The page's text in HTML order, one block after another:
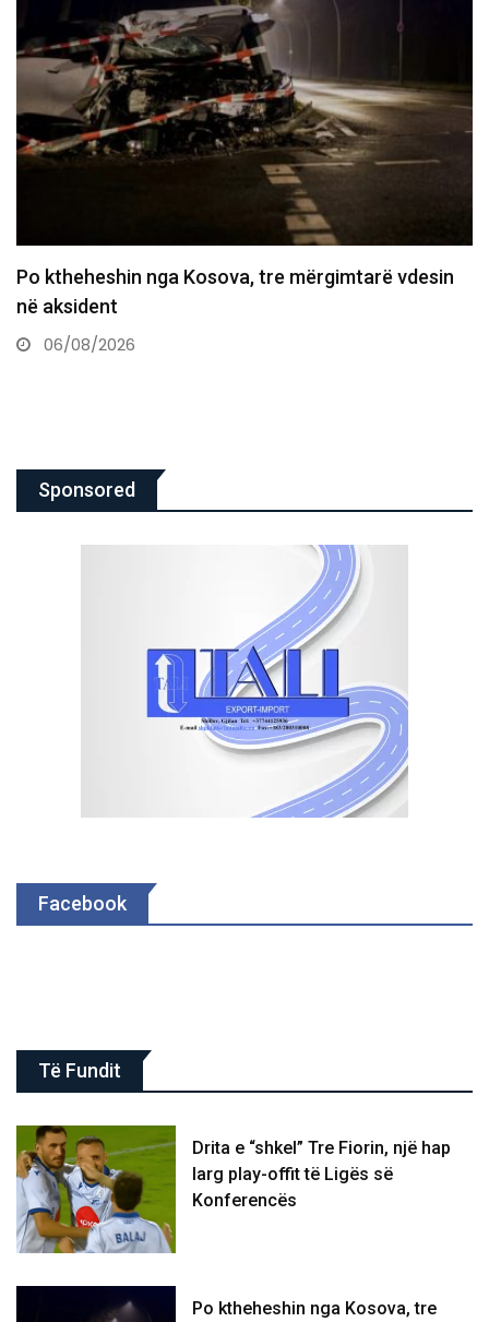
Policia konfirmon ekstradimin e Dukagjin Nikollajt
nga Spanja, i dyshuar…
06/08/2026
Sponsored
Facebook
Të Fundit
Drita e “shkel” Tre Fiorin, një hap
larg play-offit të Ligës së
Konferencës
Po ktheheshin nga Kosova, tre